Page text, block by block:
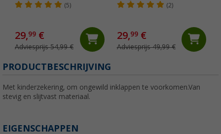
(5)
29,99 €
Adviesprijs 54,99 €
(2)
29,99€
Adviesprijs 49,99 €
PRODUCTBESCHRIJVING
Met kinderzekering, om ongewild inklappen te voorkomen.Van
stevig en slijtvast materiaal.
EIGENSCHAPPEN